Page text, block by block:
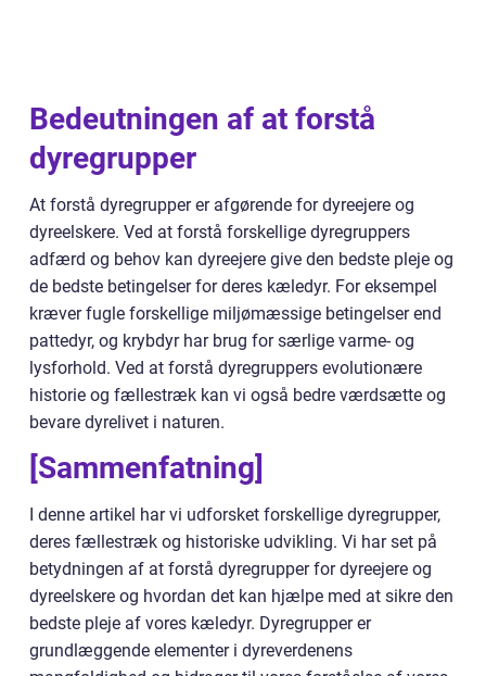
Bedeutningen af at forstå
dyregrupper
At forstå dyregrupper er afgørende for dyreejere og
dyreelskere. Ved at forstå forskellige dyregruppers
adfærd og behov kan dyreejere give den bedste pleje og
de bedste betingelser for deres kæledyr. For eksempel
kræver fugle forskellige miljømæssige betingelser end
pattedyr, og krybdyr har brug for særlige varme- og
lysforhold. Ved at forstå dyregruppers evolutionære
historie og fællestræk kan vi også bedre værdsætte og
bevare dyrelivet i naturen.
[Sammenfatning]
I denne artikel har vi udforsket forskellige dyregrupper,
deres fællestræk og historiske udvikling. Vi har set på
betydningen af at forstå dyregrupper for dyreejere og
dyreelskere og hvordan det kan hjælpe med at sikre den
bedste pleje af vores kæledyr. Dyregrupper er
grundlæggende elementer i dyreverdenens